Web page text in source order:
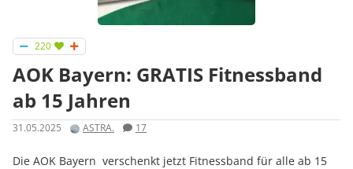
220
AOK Bayern: GRATIS Fitnessband
ab 15 Jahren
31.05.2025 ASTRA. 17
Die AOK Bayern verschenkt jetzt Fitnessband für alle ab 15